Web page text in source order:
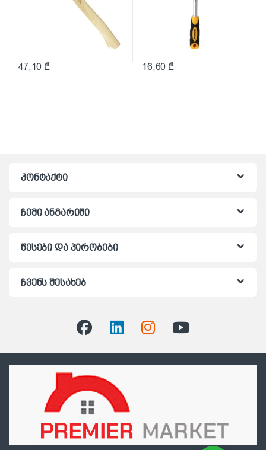
47,10 ₾ 16,60 ₾
კონტაქტი
ჩემი ანგარიში
წესები და პირობები
ჩვენს შესახებ